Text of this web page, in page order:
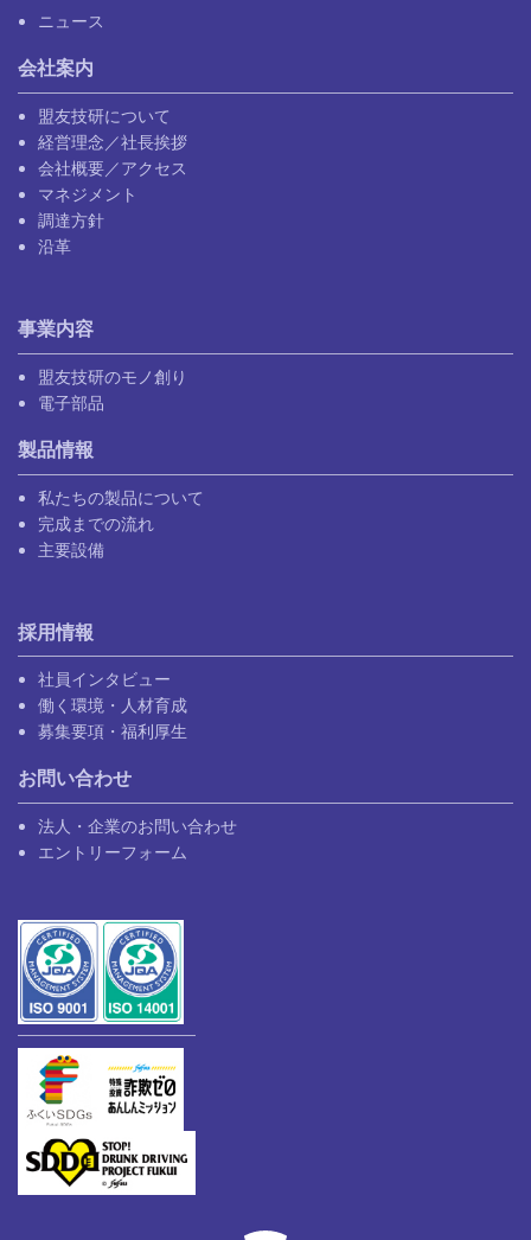
ニュース
会社案内
盟友技研について
経営理念／社長挨拶
会社概要／アクセス
マネジメント
調達方針
沿革
事業内容
盟友技研のモノ創り
電子部品
製品情報
私たちの製品について
完成までの流れ
主要設備
採用情報
社員インタビュー
働く環境・人材育成
募集要項・福利厚生
お問い合わせ
法人・企業のお問い合わせ
エントリーフォーム